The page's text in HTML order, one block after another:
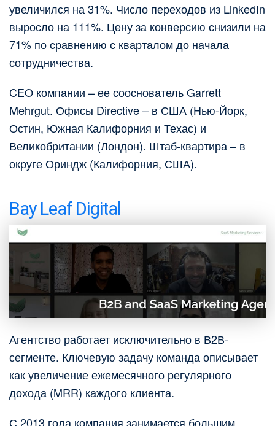
увеличился на 31%. Число переходов из LinkedIn
выросло на 111%. Цену за конверсию снизили на
71% по сравнению с кварталом до начала
сотрудничества.
CEO компании – ее сооснователь Garrett
Mehrgut. Офисы Directive – в США (Нью-Йорк,
Остин, Южная Калифорния и Техас) и
Великобритании (Лондон). Штаб-квартира – в
округе Ориндж (Калифорния, США).
Bay Leaf Digital
Агентство работает исключительно в В2В-
сегменте. Ключевую задачу команда описывает
как увеличение ежемесячного регулярного
дохода (MRR) каждого клиента.
С 2013 года компания занимается большим